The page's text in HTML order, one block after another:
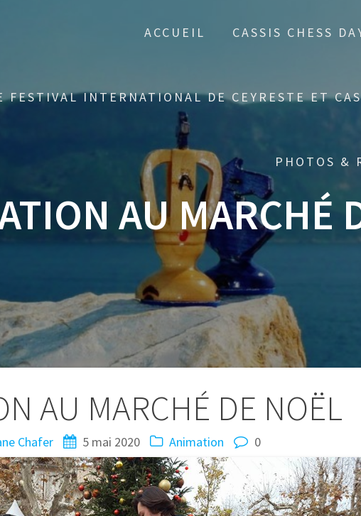
ACCUEIL CASSIS CHESS
FESTIVAL INTERNATIONAL DE CEYRESTE ET
PHOTOS &
AU MARCHÉ
AU MARCHÉ DE NOËL
Chafer 5 mai 2020 Animation 0